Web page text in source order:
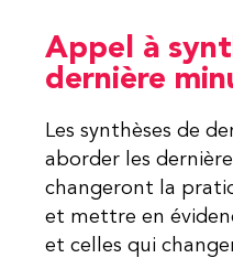
Appel à
dernière
Les synthèses de
aborder les
changeront la
et mettre en
et celles qui